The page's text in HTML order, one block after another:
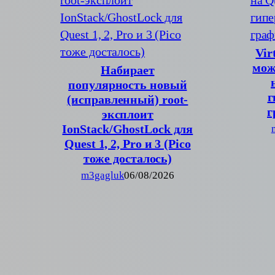
Набирает
популярность новый
(исправленный) root-
эксплоит
IonStack/GhostLock для
Quest 1, 2, Pro и 3 (Pico
тоже досталось)
m3gagluk06/08/2026